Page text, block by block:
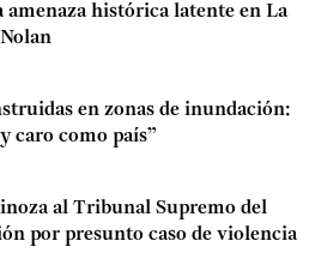
amenaza histórica latente en La
en zonas de inundación:
caro como país”
al Tribunal Supremo del
por presunto caso de violencia